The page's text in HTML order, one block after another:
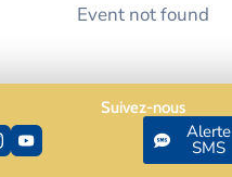
Event not found
Suivez-nous
Alerte
SMS